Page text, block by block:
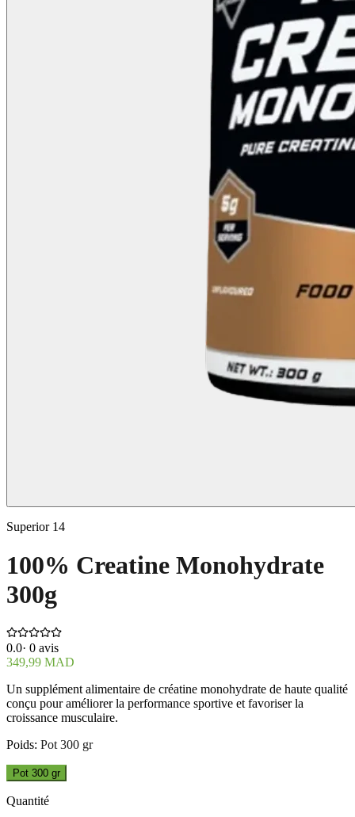
Superior 14
100% Creatine Monohydrate
300g
0.0· 0 avis
349,99 MAD
Un supplément alimentaire de créatine monohydrate de haute qualité
conçu pour améliorer la performance sportive et favoriser la
croissance musculaire.
Poids: Pot 300 gr
Pot 300 gr
Quantité